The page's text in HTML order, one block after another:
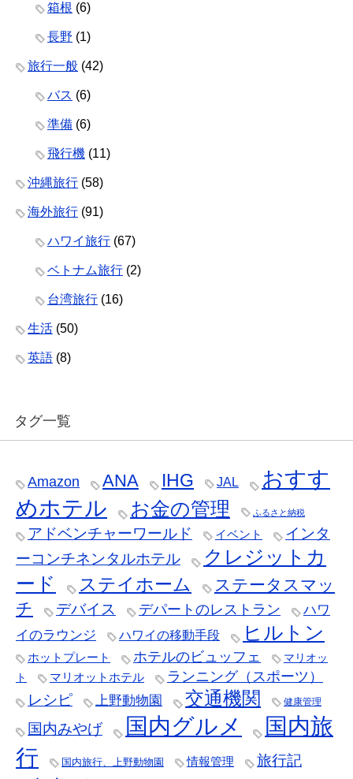
箱根 (6)
長野 (1)
旅行一般 (42)
バス (6)
準備 (6)
飛行機 (11)
沖縄旅行 (58)
海外旅行 (91)
ハワイ旅行 (67)
ベトナム旅行 (2)
台湾旅行 (16)
生活 (50)
英語 (8)
タグ一覧
Amazon ANA IHG JAL
おすす
めホテル
お金の管理 ふるさと納税
アドベンチャーワールド イベント
インタ
ーコンチネンタルホテル
クレジットカ
ード
ステイホーム
ステータスマッ
チ
デバイス デパートのレストラン
ハワ
イのラウンジ
ハワイの移動手段 ヒルトン
ホットプレート ホテルのビュッフェ
マリオッ
ト
マリオットホテル
ランニング（スポーツ）
レシピ
上野動物園 交通機関 健康管理
国内みやげ 国内グルメ
国内旅
行
国内旅行、上野動物園 情報管理 旅行記